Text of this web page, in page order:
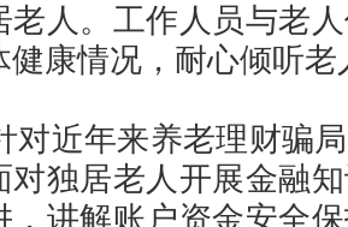
老人。工作人员与老
健康情况，耐心倾听
对近年来养老理财骗
对独居老人开展金融
，讲解账户资金安全